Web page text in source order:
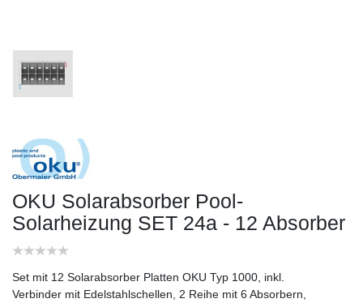
OKU Solarabsorber Pool-
Solarheizung SET 24a - 12 Absorber
Set mit 12 Solarabsorber Platten OKU Typ 1000, inkl.
Verbinder mit Edelstahlschellen, 2 Reihe mit 6 Absorbern,